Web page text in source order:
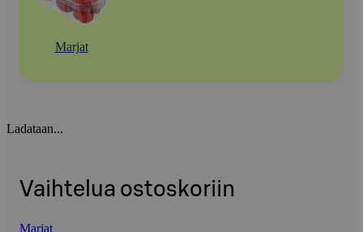
Marjat
Ladataan...
Vaihtelua ostoskoriin
Marjat